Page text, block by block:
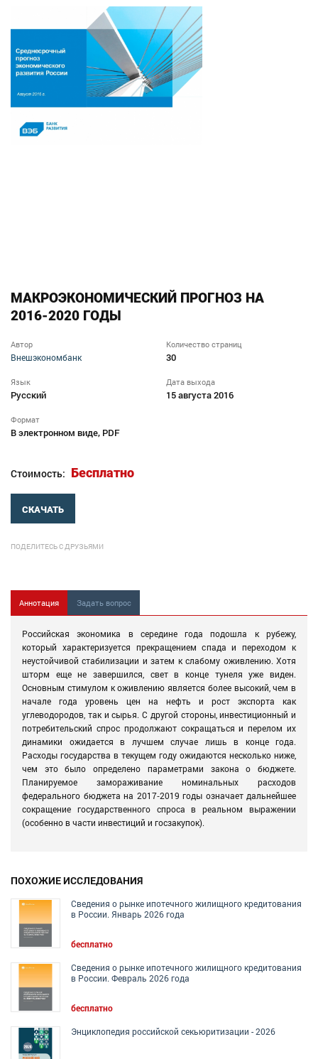
МАКРОЭКОНОМИЧЕСКИЙ ПРОГНОЗ НА
2016‐2020 ГОДЫ
Автор
Внешэкономбанк
Количество страниц
30
Язык
Русский
Дата выхода
15 августа 2016
Формат
В электронном виде, PDF
Стоимость: Бесплатно
СКАЧАТЬ
ПОДЕЛИТЕСЬ С ДРУЗЬЯМИ
Аннотация Задать вопрос
Российская экономика в середине года подошла к рубежу,
который характеризуется прекращением спада и переходом к
неустойчивой стабилизации и затем к слабому оживлению. Хотя
шторм еще не завершился, свет в конце тунеля уже виден.
Основным стимулом к оживлению является более высокий, чем в
начале года уровень цен на нефть и рост экспорта как
углеводородов, так и сырья. С другой стороны, инвестиционный и
потребительский спрос продолжают сокращаться и перелом их
динамики ожидается в лучшем случае лишь в конце года.
Расходы государства в текущем году ожидаются несколько ниже,
чем это было определено параметрами закона о бюджете.
Планируемое замораживание номинальных расходов
федерального бюджета на 2017‐2019 годы означает дальнейшее
сокращение государственного спроса в реальном выражении
(особенно в части инвестиций и госзакупок).
ПОХОЖИЕ ИССЛЕДОВАНИЯ
Сведения о рынке ипотечного жилищного кредитования
в России. Январь 2026 года
бесплатно
Сведения о рынке ипотечного жилищного кредитования
в России. Февраль 2026 года
бесплатно
Энциклопедия российской секьюритизации - 2026